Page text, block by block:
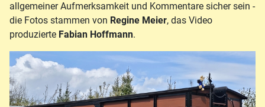
allgemeiner Aufmerksamkeit und Kommentare sicher sein -
die Fotos stammen von Regine Meier, das Video
produzierte Fabian Hoffmann.